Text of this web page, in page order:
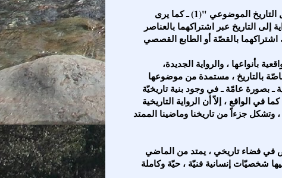
إلى التاريخ عبر اشتراكهما بالعناصر
خاصّة بالتاريخ ، مستمدة من موضوعها
ـ بصورة عامّة ـ في وجود بنية تاريخيّة
الواقع ، إلاّ أن الرواية التاريخية
جزءاً من تاريخنا وماضينا الممتد